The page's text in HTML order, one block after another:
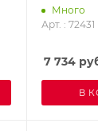
Много
Арт. : 72431
7 734
В